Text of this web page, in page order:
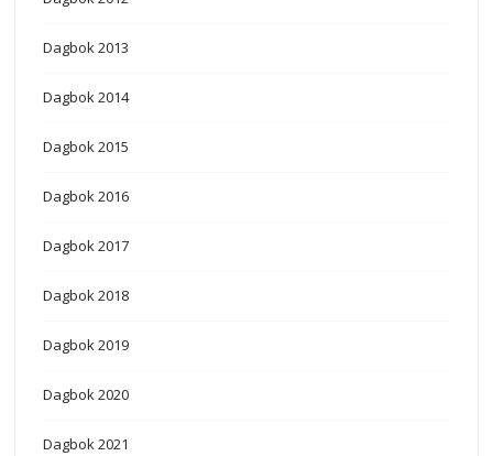
Dagbok 2013
Dagbok 2014
Dagbok 2015
Dagbok 2016
Dagbok 2017
Dagbok 2018
Dagbok 2019
Dagbok 2020
Dagbok 2021